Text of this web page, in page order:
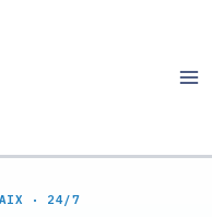
· 24/7